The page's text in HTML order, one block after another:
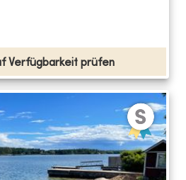
Verfügbarkeit prüfen